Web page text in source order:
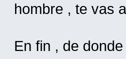
hombre , te vas
En fin , de